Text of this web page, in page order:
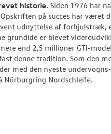
historie. Siden 1976 har
på succes har været
udnyttelse af forhjulstræk,
grundidé er blevet
end 2,5 millioner GTI-
denne tradition. Som den
med den nyeste
Nürburgring Nordschleife.